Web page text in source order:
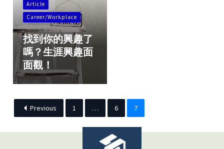
Article
Career/Workplace
找到你的興趣了
嗎？生涯興趣面
面觀！
Previous 1 … 6 7